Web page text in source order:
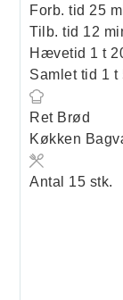
Forb. tid 25
Tilb. tid 12
Hævetid 1 t
Samlet tid 1 t
Ret Brød
Køkken
Antal 15 stk.